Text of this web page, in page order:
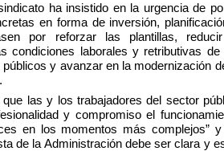
ha insistido en la urgencia de
en forma de inversión,
por reforzar las plantillas,
condiciones laborales y retributivas de
y avanzar en la modernización
las y los trabajadores del sector
y compromiso el
en los momentos más complejos”
de la Administración debe ser clara y